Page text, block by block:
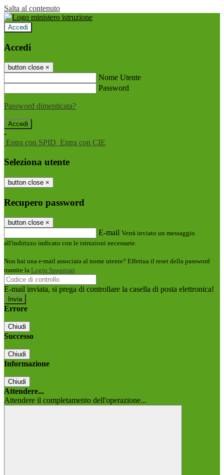
Salta al contenuto
Accedi
Accedi
button close ×
Nome Utente
Password
Password dimenticata?
-
Entra con SPID Entra con CIE
Seleziona utente
button close ×
Recupero password
button close ×
E-mail Verrà inviato un messaggio
all'indirizzo indicato con le istruzioni necessarie.
Non hai una e-mail associata al nome utente? Effettua il reset della password
tramite la Login Spaggiari
E-mail inviata, si prega di controllare la casella di posta elettronica!
Errore
Chiudi
Successo
Chiudi
Informazione
Chiudi
Attendere...
Attendere il completamento dell'operazione...